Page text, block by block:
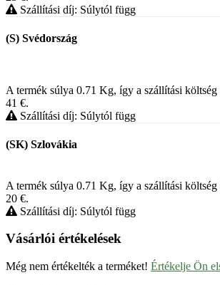
Szállítási díj: Súlytól függ
(S) Svédország
A termék súlya 0.71 Kg, így a szállítási költség
41 €.
Szállítási díj: Súlytól függ
(SK) Szlovákia
A termék súlya 0.71 Kg, így a szállítási költség
20 €.
Szállítási díj: Súlytól függ
Vásárlói értékelések
Még nem értékelték a terméket! Értékelje Ön